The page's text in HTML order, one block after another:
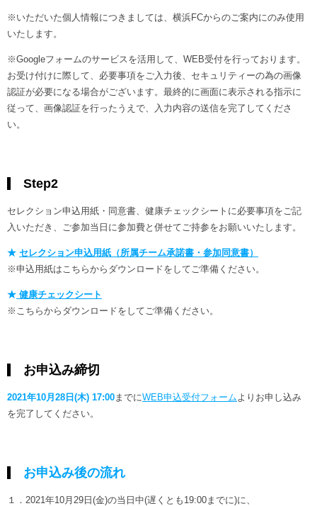
※いただいた個人情報につきましては、横浜FCからのご案内にのみ使用
いたします。
※Googleフォームのサービスを活用して、WEB受付を行っております。
お受け付けに際して、必要事項をご入力後、セキュリティーの為の画像
認証が必要になる場合がございます。最終的に画面に表示される指示に
従って、画像認証を行ったうえで、入力内容の送信を完了してくださ
い。
Step2
セレクション申込用紙・同意書、健康チェックシートに必要事項をご記
入いただき、ご参加当日に参加費と併せてご持参をお願いいたします。
★ セレクション申込用紙（所属チーム承諾書・参加同意書）
※申込用紙はこちらからダウンロードをしてご準備ください。
★ 健康チェックシート
※こちらからダウンロードをしてご準備ください。
お申込み締切
2021年10月28日(木) 17:00 までにWEB申込受付フォーム よりお申し込み
を完了してください。
お申込み後の流れ
１．2021年10月29日(金)の当日中(遅くとも19:00までに)に、